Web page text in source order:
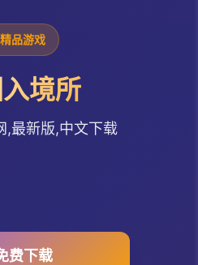
精品游戏
境所
,最新版,中文下载
费下载